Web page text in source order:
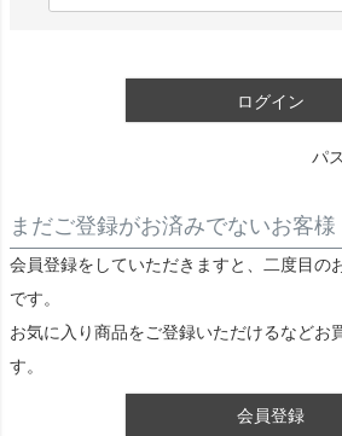
)
須
ログイン
パ
まだご登録がお済みでないお客様
会員登録をしていただきますと、二度目の
です。
お気に入り商品をご登録いただけるなどお
す。
会員登録